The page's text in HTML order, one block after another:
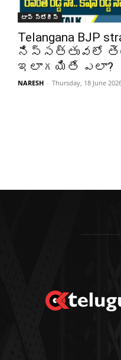
టాప్ స్టోరీస్
Telangana BJP
నిస్సత్తువలో
ఇలాగయితే ఎలా?
NARESH - Thursday, 18 June